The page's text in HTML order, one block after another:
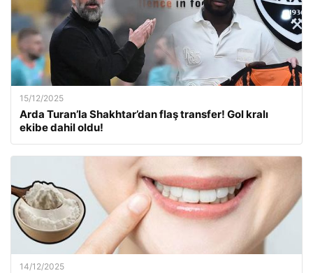
15/12/2025
Arda Turan’la Shakhtar’dan flaş transfer! Gol kralı
ekibe dahil oldu!
14/12/2025